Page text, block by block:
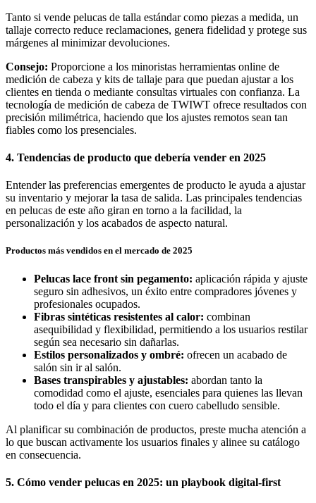
Tanto si vende pelucas de talla estándar como piezas a medida, un
tallaje correcto reduce reclamaciones, genera fidelidad y protege sus
márgenes al minimizar devoluciones.
Consejo: Proporcione a los minoristas herramientas online de
medición de cabeza y kits de tallaje para que puedan ajustar a los
clientes en tienda o mediante consultas virtuales con confianza. La
tecnología de medición de cabeza de TWIWT ofrece resultados con
precisión milimétrica, haciendo que los ajustes remotos sean tan
fiables como los presenciales.
4. Tendencias de producto que debería vender en 2025
Entender las preferencias emergentes de producto le ayuda a ajustar
su inventario y mejorar la tasa de salida. Las principales tendencias
en pelucas de este año giran en torno a la facilidad, la
personalización y los acabados de aspecto natural.
Productos más vendidos en el mercado de 2025
Pelucas lace front sin pegamento: aplicación rápida y ajuste
seguro sin adhesivos, un éxito entre compradores jóvenes y
profesionales ocupados.
Fibras sintéticas resistentes al calor: combinan
asequibilidad y flexibilidad, permitiendo a los usuarios restilar
según sea necesario sin dañarlas.
Estilos personalizados y ombré: ofrecen un acabado de
salón sin ir al salón.
Bases transpirables y ajustables: abordan tanto la
comodidad como el ajuste, esenciales para quienes las llevan
todo el día y para clientes con cuero cabelludo sensible.
Al planificar su combinación de productos, preste mucha atención a
lo que buscan activamente los usuarios finales y alinee su catálogo
en consecuencia.
5. Cómo vender pelucas en 2025: un playbook digital-first